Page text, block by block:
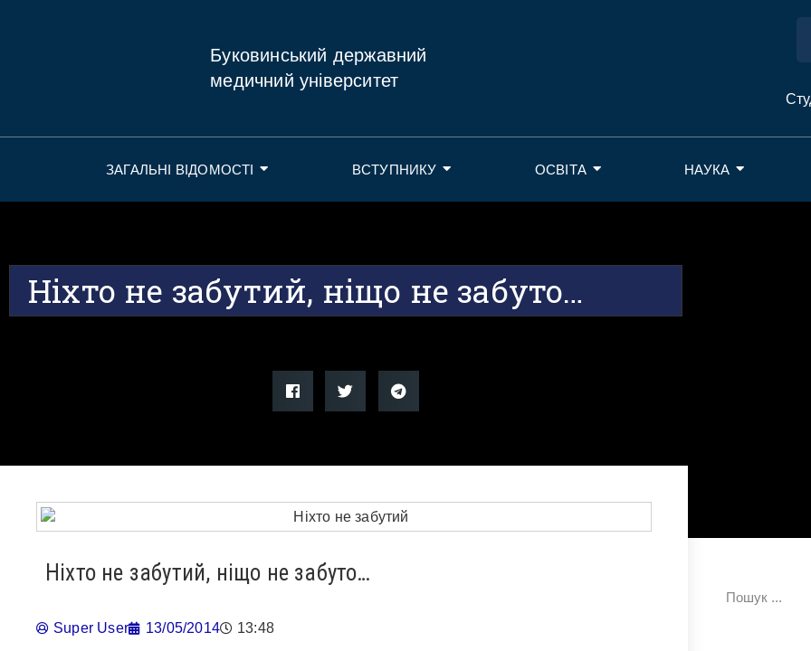
Буковинський державний
медичний університет
ЗАГАЛЬНІ ВІДОМОСТІ ВСТУПНИКУ ОСВІТА НАУКА
Ніхто не забутий, ніщо не забуто…
Ніхто не забутий, ніщо не забуто…
Super User 13/05/2014 13:48